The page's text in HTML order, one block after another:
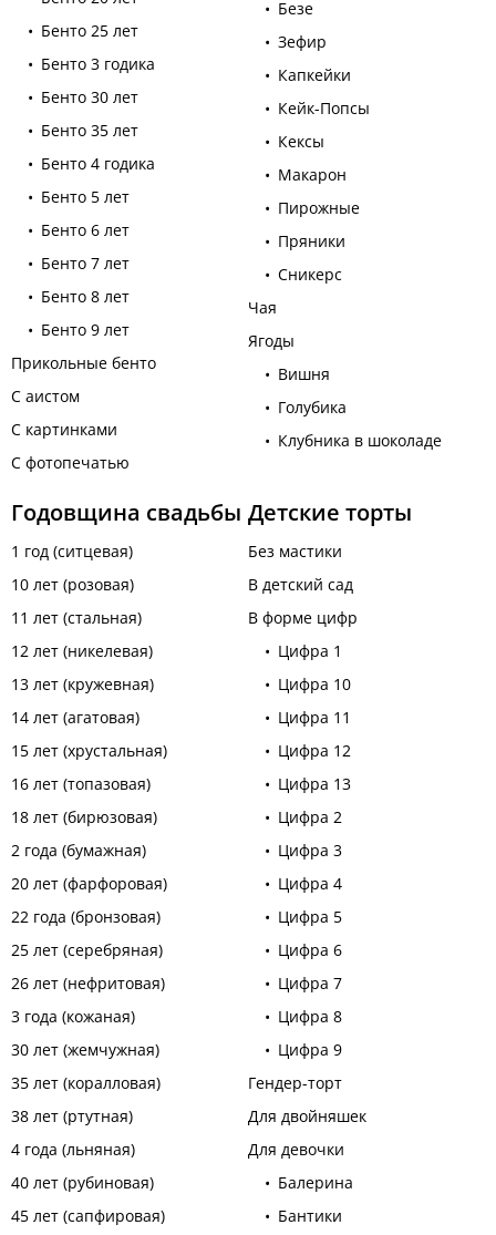
Бенто 25 лет
Бенто 3 годика
Бенто 30 лет
Бенто 35 лет
Бенто 4 годика
Бенто 5 лет
Бенто 6 лет
Бенто 7 лет
Бенто 8 лет
Бенто 9 лет
Прикольные бенто
С аистом
С картинками
С фотопечатью
Безе
Зефир
Капкейки
Кейк-Попсы
Кексы
Макарон
Пирожные
Пряники
Сникерс
Чая
Ягоды
Вишня
Голубика
Клубника в шоколаде
Годовщина свадьбы
1 год (ситцевая)
10 лет (розовая)
11 лет (стальная)
12 лет (никелевая)
13 лет (кружевная)
14 лет (агатовая)
15 лет (хрустальная)
16 лет (топазовая)
18 лет (бирюзовая)
2 года (бумажная)
20 лет (фарфоровая)
22 года (бронзовая)
25 лет (серебряная)
26 лет (нефритовая)
3 года (кожаная)
30 лет (жемчужная)
35 лет (коралловая)
38 лет (ртутная)
4 года (льняная)
40 лет (рубиновая)
45 лет (сапфировая)
Детские торты
Без мастики
В детский сад
В форме цифр
Цифра 1
Цифра 10
Цифра 11
Цифра 12
Цифра 13
Цифра 2
Цифра 3
Цифра 4
Цифра 5
Цифра 6
Цифра 7
Цифра 8
Цифра 9
Гендер-торт
Для двойняшек
Для девочки
Балерина
Бантики